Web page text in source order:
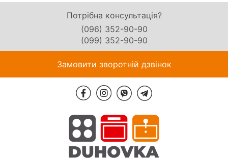
Потрібна консультація?
(096) 352-90-90
(099) 352-90-90
Замовити зворотній дзвінок